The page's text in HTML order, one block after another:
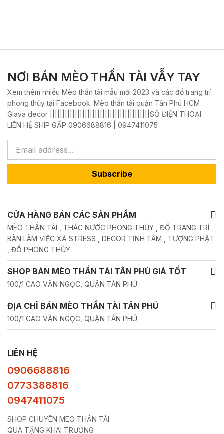
NƠI BÁN MÈO THẦN TÀI VẪY TAY
Xem thêm nhiều Mèo thần tài mẫu mới 2023 và các đồ trang trí
phong thủy tại Facebook :Mèo thần tài quận Tân Phú HCM
Giava decor ||||||||||||||||||||||||||||||||||||||||SỐ ĐIỆN THOẠI
LIÊN HỆ SHIP GẤP 0906688816 | 0947411075
Subscribe
CỬA HÀNG BÁN CÁC SẢN PHẨM
MÈO THẦN TÀI , THÁC NƯỚC PHONG THỦY , ĐỒ TRANG TRÍ
BÀN LÀM VIỆC XẢ STRESS , DECOR TĨNH TÂM , TƯỢNG PHẬT
, ĐỒ PHONG THỦY
SHOP BÁN MÈO THẦN TÀI TÂN PHÚ GIÁ TỐT
100/1 CAO VĂN NGỌC, QUẬN TÂN PHÚ
ĐỊA CHỈ BÁN MÈO THẦN TÀI TÂN PHÚ
100/1 CAO VĂN NGỌC, QUẬN TÂN PHÚ
LIÊN HỆ
0906688816
0773388816
0947411075
SHOP CHUYÊN MÈO THẦN TÀI
QUÀ TẶNG KHAI TRƯƠNG